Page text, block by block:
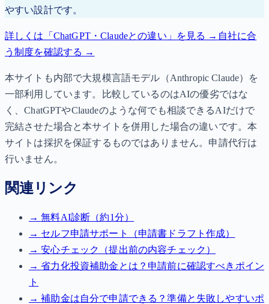
やすい設計です。
詳しくは「ChatGPT・Claudeとの違い」を見る → 自社に合
う制度を確認する →
本サイトも内部で大規模言語モデル（Anthropic Claude）を
一部利用しています。比較しているのはAIの優劣ではな
く、ChatGPTやClaudeのような何でも相談できるAIだけで
完結させた場合と本サイトを併用した場合の違いです。本
サイトは採択を保証するものではありません。申請代行は
行いません。
関連リンク
→無料AI診断（約1分）
→ セルフ申請サポート（申請書ドラフト作成）
→安心チェック（提出前の内容チェック）
→省力化投資補助金とは？申請前に確認すべきポイン
ト
→補助金は自分で申請できる？準備と失敗しやすいポ